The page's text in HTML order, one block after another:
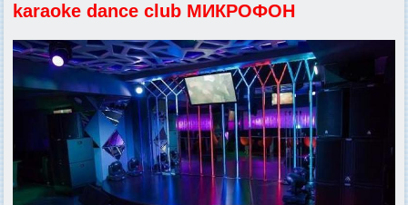
karaoke dance club МИКРОФОН